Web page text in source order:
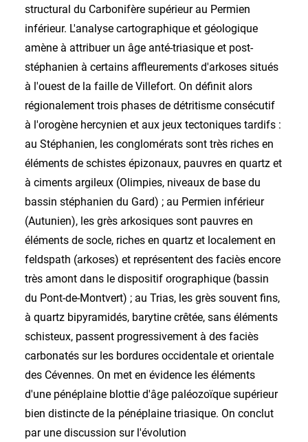
structural du Carbonifère supérieur au Permien
inférieur. L'analyse cartographique et géologique
amène à attribuer un âge anté-triasique et post-
stéphanien à certains affleurements d'arkoses situés
à l'ouest de la faille de Villefort. On définit alors
régionalement trois phases de détritisme consécutif
à l'orogène hercynien et aux jeux tectoniques tardifs :
au Stéphanien, les conglomérats sont très riches en
éléments de schistes épizonaux, pauvres en quartz et
à ciments argileux (Olimpies, niveaux de base du
bassin stéphanien du Gard) ; au Permien inférieur
(Autunien), les grès arkosiques sont pauvres en
éléments de socle, riches en quartz et localement en
feldspath (arkoses) et représentent des faciès encore
très amont dans le dispositif orographique (bassin
du Pont-de-Montvert) ; au Trias, les grès souvent fins,
à quartz bipyramidés, barytine crêtée, sans éléments
schisteux, passent progressivement à des faciès
carbonatés sur les bordures occidentale et orientale
des Cévennes. On met en évidence les éléments
d'une pénéplaine blottie d'âge paléozoïque supérieur
bien distincte de la pénéplaine triasique. On conclut
par une discussion sur l'évolution